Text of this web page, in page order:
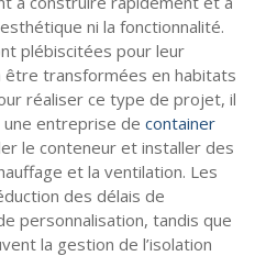
ni la fonctionnalité.
plébiscitées pour leur
transformées en habitats
réaliser ce type de projet, il
entreprise de container
le conteneur et installer des
et la ventilation. Les
des délais de
personnalisation, tandis que
la gestion de l’isolation